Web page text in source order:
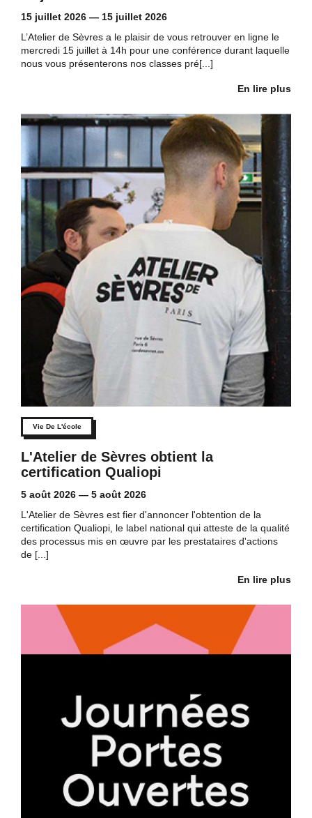
15 juillet 2026 — 15 juillet 2026
L’Atelier de Sèvres a le plaisir de vous retrouver en ligne le
mercredi 15 juillet à 14h pour une conférence durant laquelle
nous vous présenterons nos classes pré[...]
En lire plus
Vie De L'école
L'Atelier de Sèvres obtient la
certification Qualiopi
5 août 2026 — 5 août 2026
L'Atelier de Sèvres est fier d'annoncer l'obtention de la
certification Qualiopi, le label national qui atteste de la qualité
des processus mis en œuvre par les prestataires d'actions
de [...]
En lire plus